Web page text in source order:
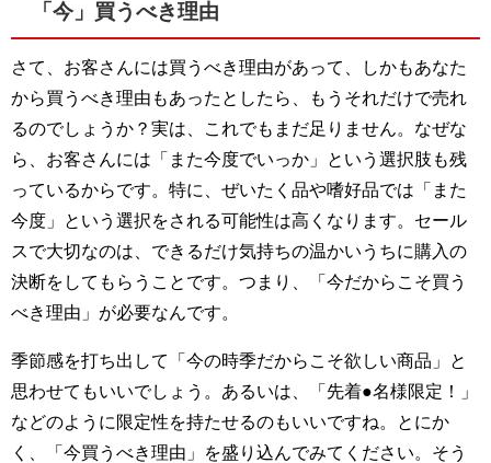
「今」買うべき理由
さて、お客さんには買うべき理由があって、しかもあなた
から買うべき理由もあったとしたら、もうそれだけで売れ
るのでしょうか？実は、これでもまだ足りません。なぜな
ら、お客さんには「また今度でいっか」という選択肢も残
っているからです。特に、ぜいたく品や嗜好品では「また
今度」という選択をされる可能性は高くなります。セール
スで大切なのは、できるだけ気持ちの温かいうちに購入の
決断をしてもらうことです。つまり、「今だからこそ買う
べき理由」が必要なんです。
季節感を打ち出して「今の時季だからこそ欲しい商品」と
思わせてもいいでしょう。あるいは、「先着●名様限定！」
などのように限定性を持たせるのもいいですね。とにか
く、「今買うべき理由」を盛り込んでみてください。そう